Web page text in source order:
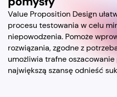
Value Proposition Design
procesu testowania w celu
niepowodzenia. Pomoże
rozwiązania, zgodne z
umożliwia trafne oszacowanie
największą szansę odnieść